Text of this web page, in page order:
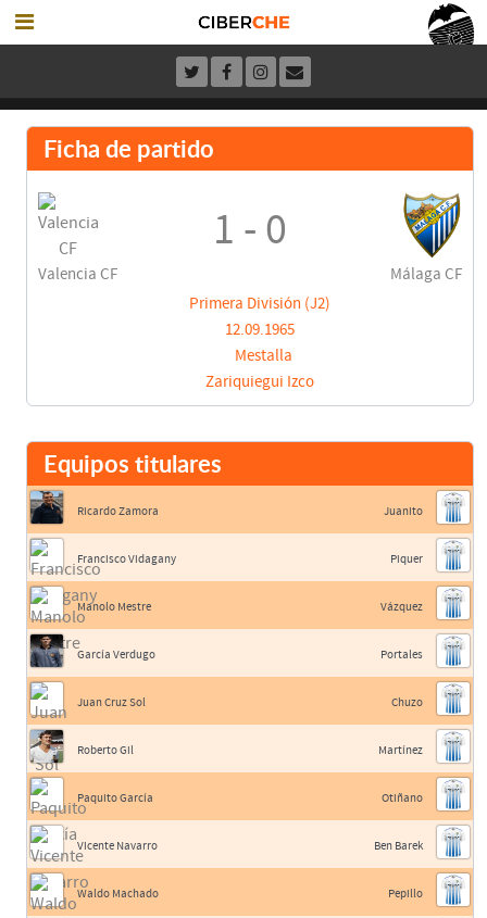
Ficha de partido
Valencia CF
1 - 0
Málaga CF
Primera División (J2)
12.09.1965
Mestalla
Zariquiegui Izco
Equipos titulares
Ricardo Zamora
Francisco Vidagany
Manolo Mestre
García Verdugo
Juan Cruz Sol
Roberto Gil
Paquito García
Vicente Navarro
Waldo Machado
Juanito
Piquer
Vázquez
Portales
Chuzo
Martínez
Otiñano
Ben Barek
Pepillo